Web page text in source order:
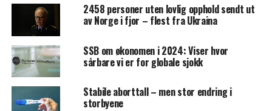
2458 personer uten lovlig opphold sendt ut
av Norge i fjor – flest fra Ukraina
SSB om økonomen i 2024: Viser hvor
sårbare vi er for globale sjokk
Stabile aborttall – men stor endring i
storbyene